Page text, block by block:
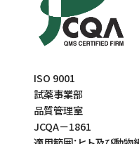
ISO 9001
試薬事業部
品質管理室
JCQA－1861